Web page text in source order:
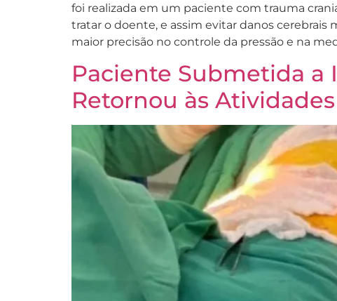
foi realizada em um paciente com trauma
tratar o doente, e assim evitar danos
maior precisão no controle da pressão e na
Paciente Submetida a
Retornou às